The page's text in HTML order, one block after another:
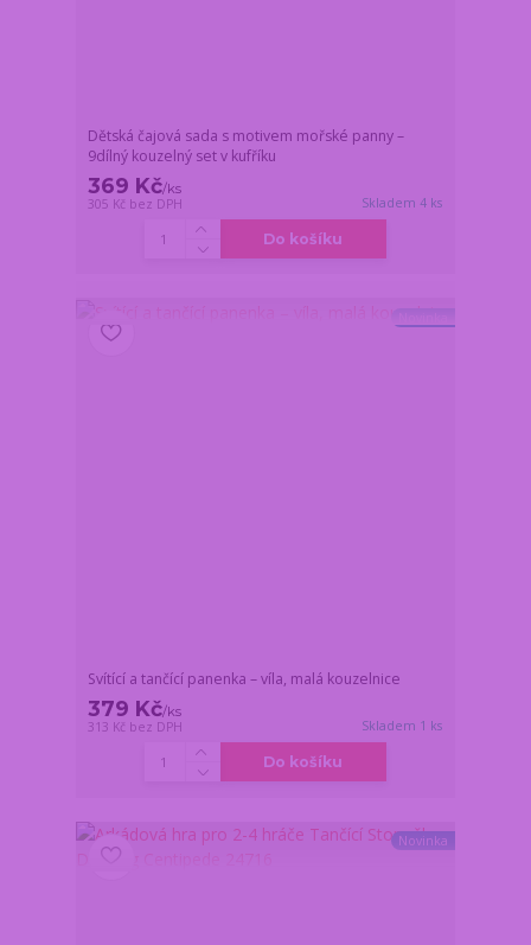
Dětská čajová sada s motivem mořské panny –
9dílný kouzelný set v kufříku
369 Kč/ks
305 Kč bez DPH Skladem 4 ks
Do košíku
Svítící a tančící panenka – víla, malá kouzelnice
379 Kč/ks
313 Kč bez DPH Skladem 1 ks
Do košíku
Novinka